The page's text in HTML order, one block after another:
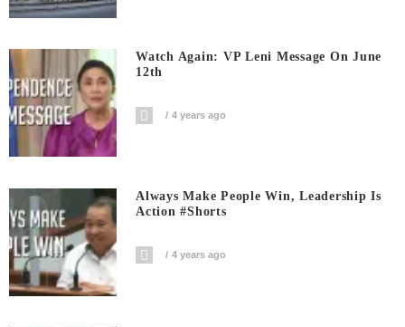
Watch Again: VP Leni Message On June
12th
4 years ago
Always Make People Win, Leadership Is
Action #shorts
4 years ago